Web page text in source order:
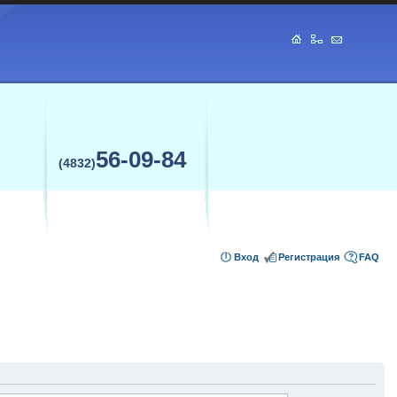
(4832)56-09-84
FAQ
Регистрация
Вход